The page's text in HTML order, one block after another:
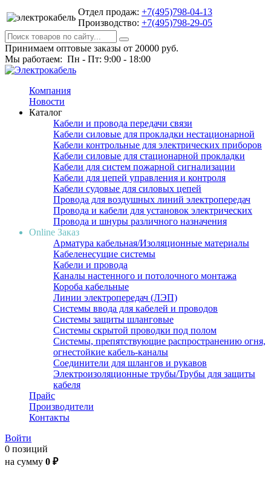
Отдел продаж: +7(495)798-04-13
Производство: +7(495)798-29-05
Принимаем оптовые заказы от 20000 руб.
Мы работаем: Пн - Пт: 9:00 - 18:00
Компания
Новости
Каталог
Кабели и провода передачи связи
Кабели силовые для прокладки нестационарной
Кабели контрольные для электрических приборов
Кабели силовые для стационарной прокладки
Кабели для систем пожарной сигнализации
Кабели для цепей управления и контроля
Кабели судовые для силовых цепей
Провода для воздушных линий электропередач
Провода и кабели для установок электрических
Провода и шнуры различного назначения
Online Заказ
Арматура кабельная/Изоляционные материалы
Кабеленесущие системы
Кабели и провода
Каналы настенного и потолочного монтажа
Короба кабельные
Линии электропередач (ЛЭП)
Системы ввода для кабелей и проводов
Системы защиты шланговые
Системы скрытой проводки под полом
Системы, препятствующие распространению огня,
огнестойкие кабель-каналы
Соединители для шлангов и рукавов
Электроизоляционные трубы/Трубы для защиты
кабеля
Прайс
Производители
Контакты
Войти
0 позиций
на сумму 0 ₽